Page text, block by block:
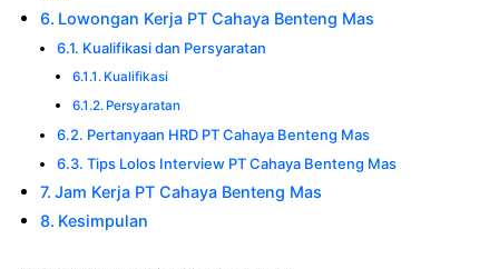
Lowongan Kerja PT Cahaya Benteng Mas
Kualifikasi dan Persyaratan
Kualifikasi
Persyaratan
Pertanyaan HRD PT Cahaya Benteng Mas
Tips Lolos Interview PT Cahaya Benteng Mas
Jam Kerja PT Cahaya Benteng Mas
Kesimpulan